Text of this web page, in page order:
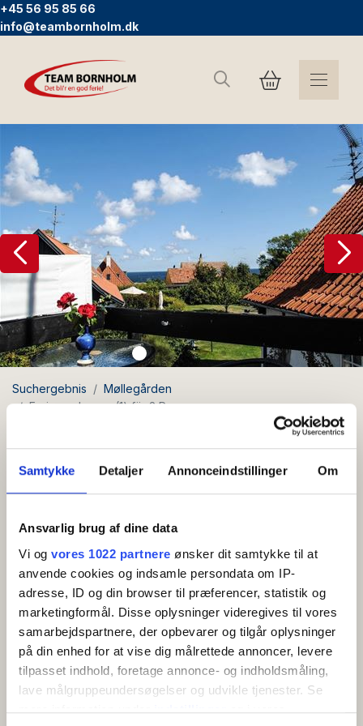
Samtykke Detaljer Annonceindstillinger Om
Ansvarlig brug af dine data
Vi og vores 1022 partnere ønsker dit samtykke til at
anvende cookies og indsamle persondata om IP-
adresse, ID og din browser til præferencer, statistik og
marketingformål. Disse oplysninger videregives til vores
samarbejdspartnere, der opbevarer og tilgår oplysninger
på din enhed for at vise dig målrettede annoncer, levere
tilpasset indhold, foretage annonce- og indholdsmåling,
lave målgruppeundersøgelser og udvikle tjenester. Se
mere information underindstillingerog i vores
+45 56 95 85 66
info@teambornholm.dk
Suchen
Suchergebnis
Møllegården
Ferienwohnung (1) für 2 Personen
Ferienwohnung (1) für 2
Personen
Kostenloses
Schöne Ferienwohnung von 35 m2 für 2 Personen.
Die Wohnung ist wie folgt eingerichtet: Eingangshalle
mit Eingang zum Badezimmer. Küche mit Essbereich
für 2 Personen. Helles und gut ausgestattetes
Wohnzimmer mit TV. Die Nische bietet Platz für 2
Personen. Die Wohnung befindet sich im 1. Stock mit
Mehr anzeigen
AMENITIES